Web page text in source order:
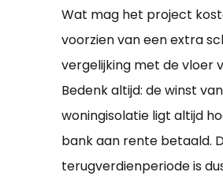
Wat mag het project
voorzien van een extra
vergelijking met de vloer
Bedenk altijd: de winst
woningisolatie ligt altijd
bank aan rente betaald.
terugverdienperiode is